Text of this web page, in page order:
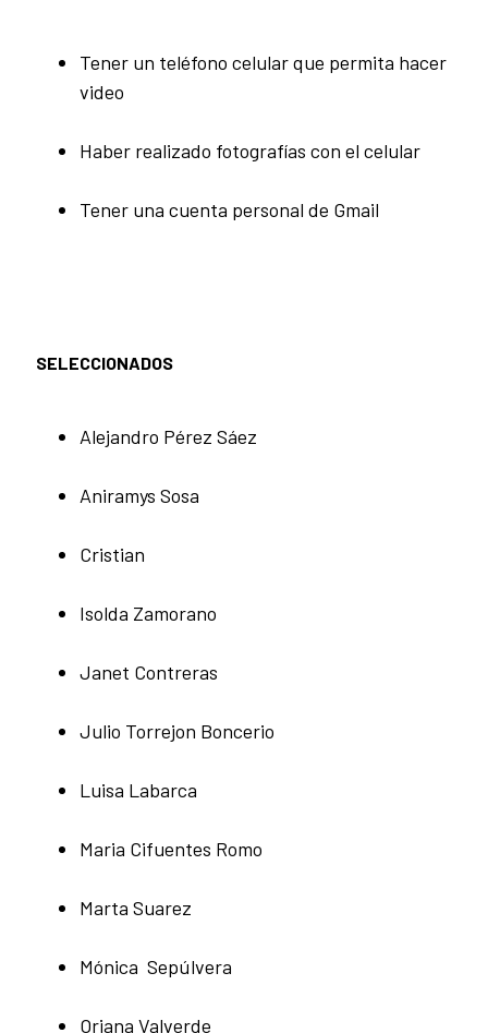
Tener un teléfono celular que permita hacer
video
Haber realizado fotografías con el celular
Tener una cuenta personal de Gmail
SELECCIONADOS
Alejandro Pérez Sáez
Aniramys Sosa
Cristian
Isolda Zamorano
Janet Contreras
Julio Torrejon Boncerio
Luisa Labarca
Maria Cifuentes Romo
Marta Suarez
Mónica Sepúlvera
Oriana Valverde